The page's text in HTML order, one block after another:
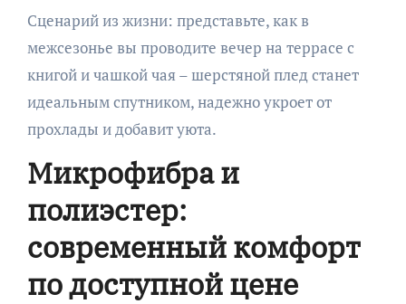
Сценарий из жизни: представьте, как в
межсезонье вы проводите вечер на террасе с
книгой и чашкой чая – шерстяной плед станет
идеальным спутником, надежно укроет от
прохлады и добавит уюта.
Микрофибра и
полиэстер:
современный комфорт
по доступной цене